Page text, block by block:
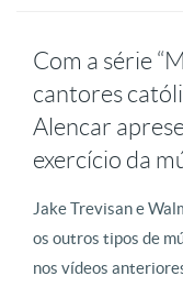
Com a série
cantores
Alencar
exercício da
Jake Trevisan e
os outros tipos de
nos vídeos